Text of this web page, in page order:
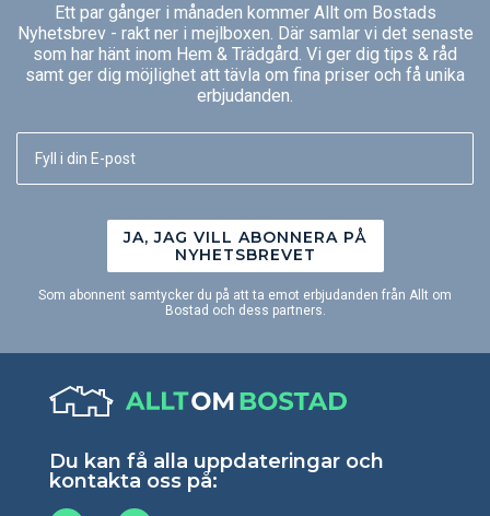
Ett par gånger i månaden kommer Allt om Bostads
Nyhetsbrev - rakt ner i mejlboxen. Där samlar vi det senaste
som har hänt inom Hem & Trädgård. Vi ger dig tips & råd
samt ger dig möjlighet att tävla om fina priser och få unika
erbjudanden.
JA, JAG VILL ABONNERA PÅ
NYHETSBREVET
Som abonnent samtycker du på att ta emot erbjudanden från Allt om
Bostad och dess partners.
Du kan få alla uppdateringar och
kontakta oss på: